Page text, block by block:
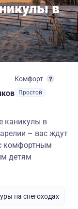
в
Комфорт
Простой
каникулы в
– вас ждут
комфортным
детям
на снегоходах